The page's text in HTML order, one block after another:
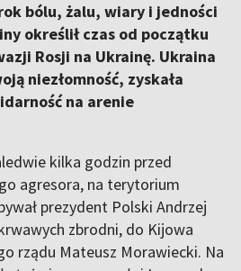
bólu, żalu, wiary i jedności
określił czas od początku
Rosji na Ukrainę. Ukraina
niezłomność, zyskała
na arenie
kilka godzin przed
agresora, na terytorium
prezydent Polski Andrzej
zbrodni, do Kijowa
rządu Mateusz Morawiecki. Na